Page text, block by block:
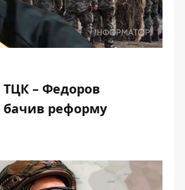
– Федоров
бачив реформу